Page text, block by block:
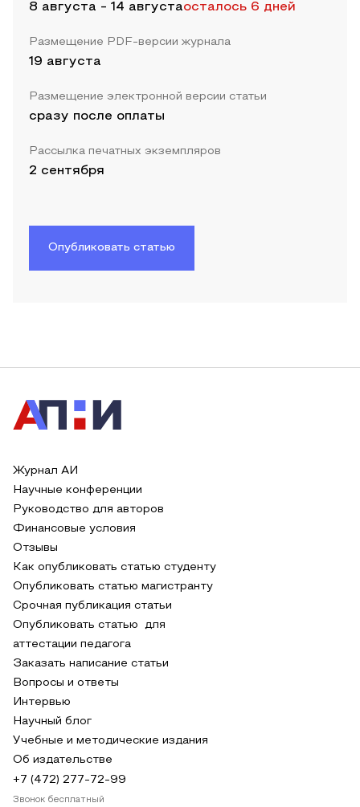
8 августа - 14 августаосталось 6 дней
Размещение PDF-версии журнала
19 августа
Размещение электронной версии статьи
сразу после оплаты
Рассылка печатных экземпляров
2 сентября
Опубликовать статью
Журнал АИ
Научные конференции
Руководство для авторов
Финансовые условия
Отзывы
Как опубликовать статью студенту
Опубликовать статью магистранту
Срочная публикация статьи
Опубликовать статью для
аттестации педагога
Заказать написание статьи
Вопросы и ответы
Интервью
Научный блог
Учебные и методические издания
Об издательстве
+7 (472) 277-72-99
Звонок бесплатный